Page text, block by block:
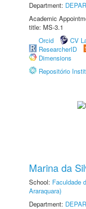
Department:
Academic
title: MS-3.1
Orcid
CV
ResearcherID
Dimensions
Repositório
Marina da
School: Faculdade
Araraquara)
Department: